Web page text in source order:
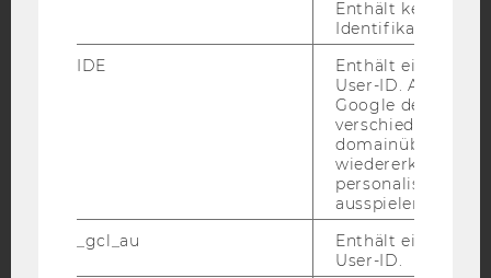
NewsletterBluesky
IMPRESSUM
BARRIEREFREIHEITSERKLÄRUNG WEBSEITE
Enthält keine
IDE
Enthält eine
User-ID. Anhand
Google den User
verschiedene
wiedererkennen
personalisierte
ausspielen.
_gcl_au
Enthält eine
User-ID.